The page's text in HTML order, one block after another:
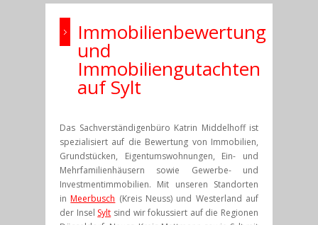
Immobilienbewertung
und
Immobiliengutachten
auf Sylt
Das Sachverständigenbüro Katrin Middelhoff ist
spezialisiert auf die Bewertung von Immobilien,
Grundstücken, Eigentumswohnungen, Ein- und
Mehrfamilienhäusern sowie Gewerbe- und
Investmentimmobilien. Mit unseren Standorten
inMeerbusch (Kreis Neuss) und Westerland auf
der Insel Sylt sind wir fokussiert auf die Regionen